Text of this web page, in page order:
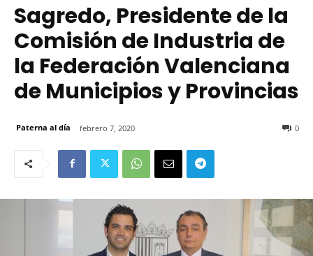
Sagredo, Presidente de la
Comisión de Industria de
la Federación Valenciana
de Municipios y Provincias
Paterna al día febrero 7, 2020 0